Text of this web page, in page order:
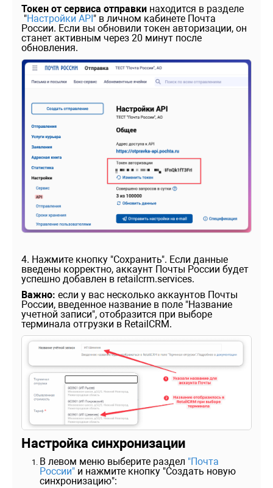
Токен от сервиса отправки находится в разделе
"Настройки API " в личном кабинете Почта
России. Если вы обновили токен авторизации, он
станет активным через 20 минут после
обновления.
4. Нажмите кнопку "Сохранить". Если данные
введены корректно, аккаунт Почты России будет
успешно добавлен в retailcrm.services.
Важно: если у вас несколько аккаунтов Почты
России, введенное название в поле "Название
учетной записи", отобразится при выборе
терминала отгрузки в RetailCRM.
Настройка синхронизации
В левом меню выберите раздел "Почта
России" и нажмите кнопку "Создать новую
синхронизацию":